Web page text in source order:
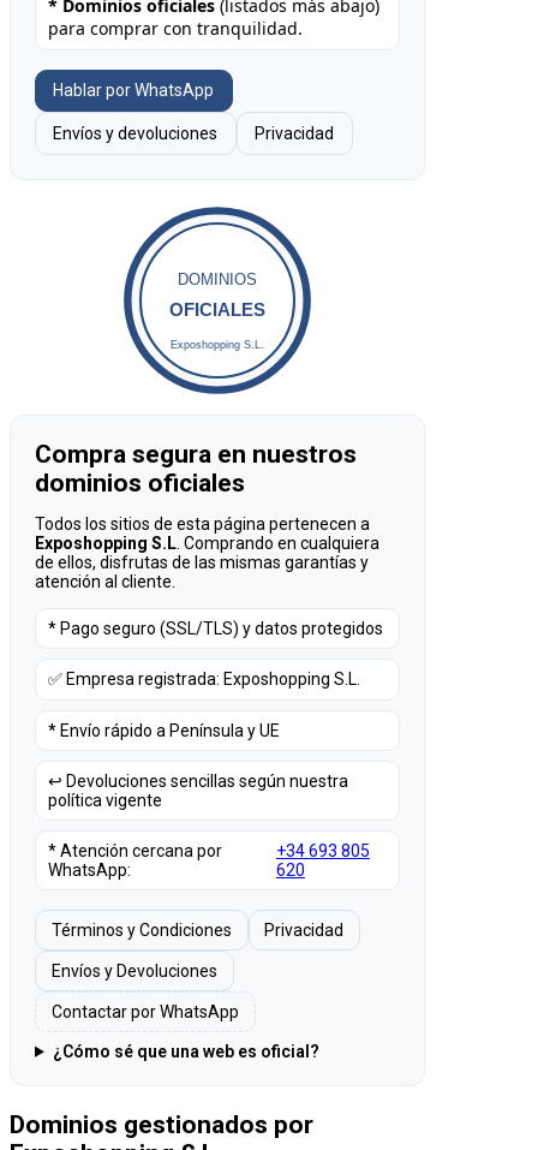
* Dominios oficiales (listados más abajo)
para comprar con tranquilidad.
Hablar por WhatsApp
Envíos y devoluciones Privacidad
DOMINIOS
OFICIALES
Exposhopping S.L.
Compra segura en nuestros
dominios oficiales
Todos los sitios de esta página pertenecen a
Exposhopping S.L . Comprando en cualquiera
de ellos, disfrutas de las mismas garantías y
atención al cliente.
* Pago seguro (SSL/TLS) y datos protegidos
✅ Empresa registrada: Exposhopping S.L.
* Envío rápido a Península y UE
↩️ Devoluciones sencillas según nuestra
política vigente
* Atención cercana por
WhatsApp:
+34 693 805
620
Términos y Condiciones Privacidad
Envíos y Devoluciones
Contactar por WhatsApp
¿Cómo sé que una web es oficial?
Dominios gestionados por